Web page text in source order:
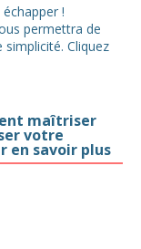
!
permettra de
Cliquez
maîtriser
votre
en savoir plus